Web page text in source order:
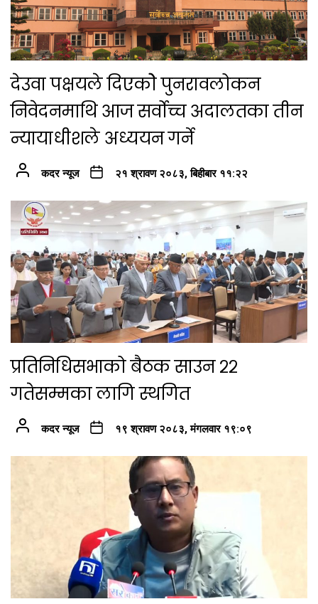
देउवा पक्षयले दिएकोे पुनरावलोकन
निवेदनमाथि आज सर्वोच्च अदालतका तीन
न्यायाधीशले अध्ययन गर्ने
कदर न्यूज २१ श्रावण २०८३, बिहीबार ११:२२
प्रतिनिधिसभाको बैठक साउन २२
गतेसम्मका लागि स्थगित
कदर न्यूज १९ श्रावण २०८३, मंगलवार १९:०९